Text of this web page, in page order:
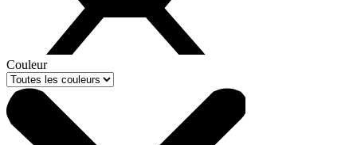
Couleur